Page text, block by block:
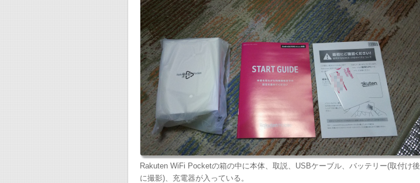
Rakuten WiFi Pocketの箱の中に本体、取説、USBケーブル、バッテリー(取付け後
に撮影)、充電器が入っている。